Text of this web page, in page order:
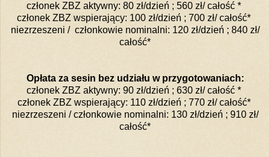
członek ZBZ aktywny: 80 zł/dzień ; 560 zł/ całość *
członek ZBZ wspierający: 100 zł/dzień ; 700 zł/ całość*
niezrzeszeni / członkowie nominalni: 120 zł/dzień ; 840 zł/
całość*
Opłata za sesin bez udziału w przygotowaniach:
członek ZBZ aktywny: 90 zł/dzień ; 630 zł/ całość *
członek ZBZ wspierający: 110 zł/dzień ; 770 zł/ całość*
niezrzeszeni / członkowie nominalni: 130 zł/dzień ; 910 zł/
całość*